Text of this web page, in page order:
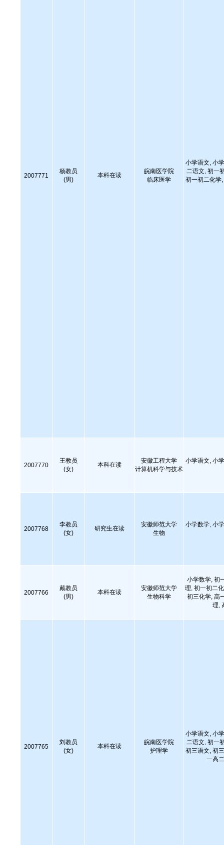
2007771
杨教员
(男)
本科在读
皖南医学院
临床医学
小学语文, 小
二语文, 初一
初一初二化学
2007770
王教员
(女)
本科在读
安徽工程大学
计算机科学与技术
小学语文, 小
2007768
李教员
(女)
研究生在读
安徽师范大学
生物
小学数学, 小
2007766
戴教员
(男)
本科在读
安徽师范大学
生物科学
小学数学, 初
理, 初一初二
初三化学, 高
理,
2007765
刘教员
(女)
本科在读
皖南医学院
护理学
小学语文, 小
二语文, 初一
初三语文, 初
一高